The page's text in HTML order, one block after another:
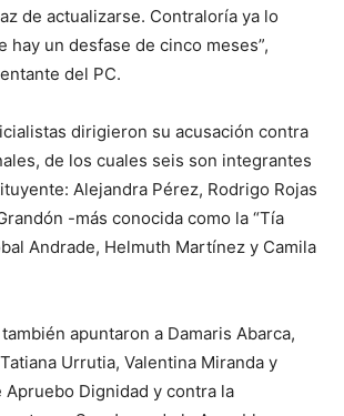
de actualizarse. Contraloría ya lo
hay un desfase de cinco meses”,
del PC.
dirigieron su acusación contra
de los cuales seis son integrantes
Alejandra Pérez, Rodrigo Rojas
-más conocida como la “Tía
Andrade, Helmuth Martínez y Camila
apuntaron a Damaris Abarca,
Urrutia, Valentina Miranda y
Apruebo Dignidad y contra la